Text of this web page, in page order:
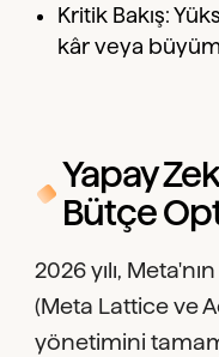
Kritik Bakış:
kâr veya
Yapay
Bütçe
2026 yılı,
(Meta Lattice ve
yönetimini